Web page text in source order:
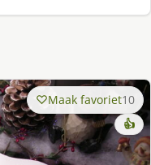
Maak favoriet10
👍